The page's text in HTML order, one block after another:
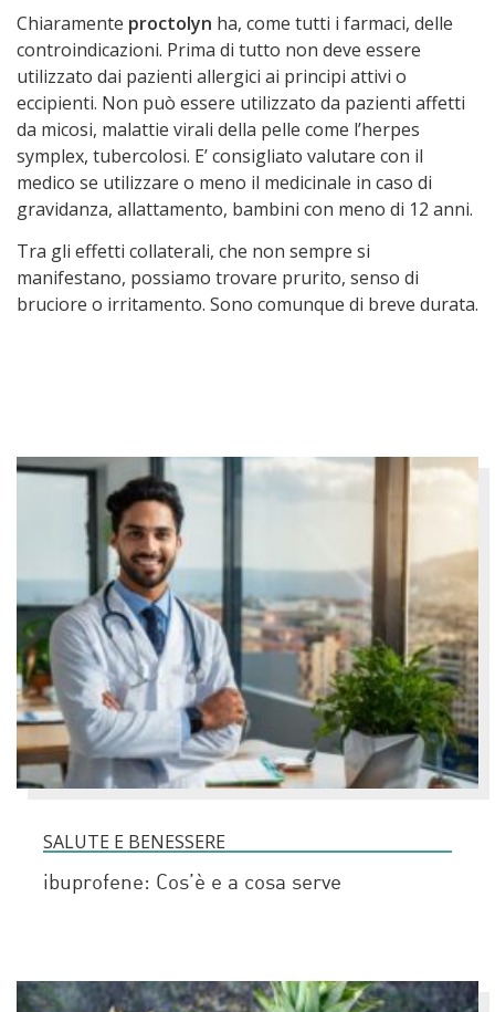
Chiaramente proctolyn ha, come tutti i farmaci, delle
controindicazioni. Prima di tutto non deve essere
utilizzato dai pazienti allergici ai principi attivi o
eccipienti. Non può essere utilizzato da pazienti affetti
da micosi, malattie virali della pelle come l’herpes
symplex, tubercolosi. E’ consigliato valutare con il
medico se utilizzare o meno il medicinale in caso di
gravidanza, allattamento, bambini con meno di 12 anni.
Tra gli effetti collaterali, che non sempre si
manifestano, possiamo trovare prurito, senso di
bruciore o irritamento. Sono comunque di breve durata.
SALUTE E BENESSERE
ibuprofene: Cos’è e a cosa serve